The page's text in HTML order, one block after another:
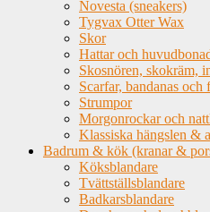
Novesta (sneakers)
Tygvax Otter Wax
Skor
Hattar och
Skosnören, skokräm,
Scarfar, bandanas och
Strumpor
Morgonrockar och
Klassiska hängslen &
Badrum & kök (kranar &
Köksblandare
Tvättställsblandare
Badkarsblandare